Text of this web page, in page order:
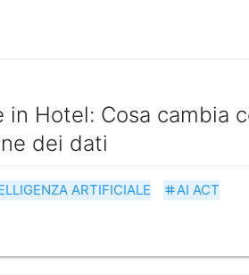
Hotel: Cosa cambia
dei dati
tagAI ACT
ARTIFICIALE